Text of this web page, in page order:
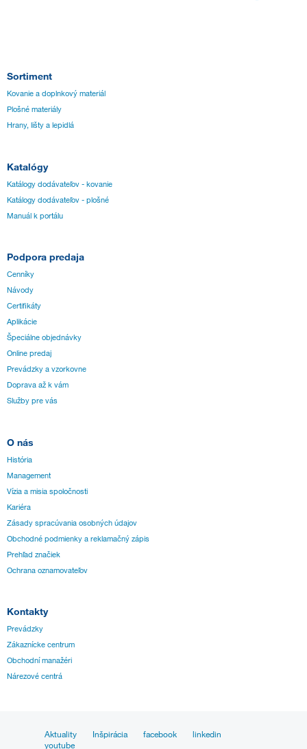
Sortiment
Kovanie a doplnkový materiál
Plošné materiály
Hrany, lišty a lepidlá
Katalógy
Katálogy dodávateľov - kovanie
Katálogy dodávateľov - plošné
Manuál k portálu
Podpora predaja
Cenníky
Návody
Certifikáty
Aplikácie
Špeciálne objednávky
Online predaj
Prevádzky a vzorkovne
Doprava až k vám
Služby pre vás
O nás
História
Management
Vízia a misia spoločnosti
Kariéra
Zásady spracúvania osobných údajov
Obchodné podmienky a reklamačný zápis
Prehľad značiek
Ochrana oznamovateľov
Kontakty
Prevádzky
Zákaznícke centrum
Obchodní manažéri
Nárezové centrá
Aktuality Inšpirácia facebook
linkedin
youtube